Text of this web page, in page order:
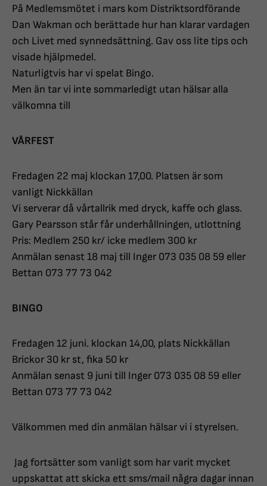
På Medlemsmötet i mars kom Distriktsordförande
Dan Wakman och berättade hur han klarar vardagen
och Livet med synnedsättning. Gav oss lite tips och
visade hjälpmedel.
Naturligtvis har vi spelat Bingo.
Men än tar vi inte sommarledigt utan hälsar alla
välkomna till
VÅRFEST
Fredagen 22 maj klockan 17,00. Platsen är som
vanligt Nickkällan
Vi serverar då vårtallrik med dryck, kaffe och glass.
Gary Pearsson står får underhållningen, utlottning
Pris: Medlem 250 kr/ icke medlem 300 kr
Anmälan senast 18 maj till Inger 073 035 08 59 eller
Bettan 073 77 73 042
BINGO
Fredagen 12 juni. klockan 14,00, plats Nickkällan
Brickor 30 kr st, fika 50 kr
Anmälan senast 9 juni till Inger 073 035 08 59 eller
Bettan 073 77 73 042
Välkommen med din anmälan hälsar vi i styrelsen.
Jag fortsätter som vanligt som har varit mycket
uppskattat att skicka ett sms/mail några dagar innan